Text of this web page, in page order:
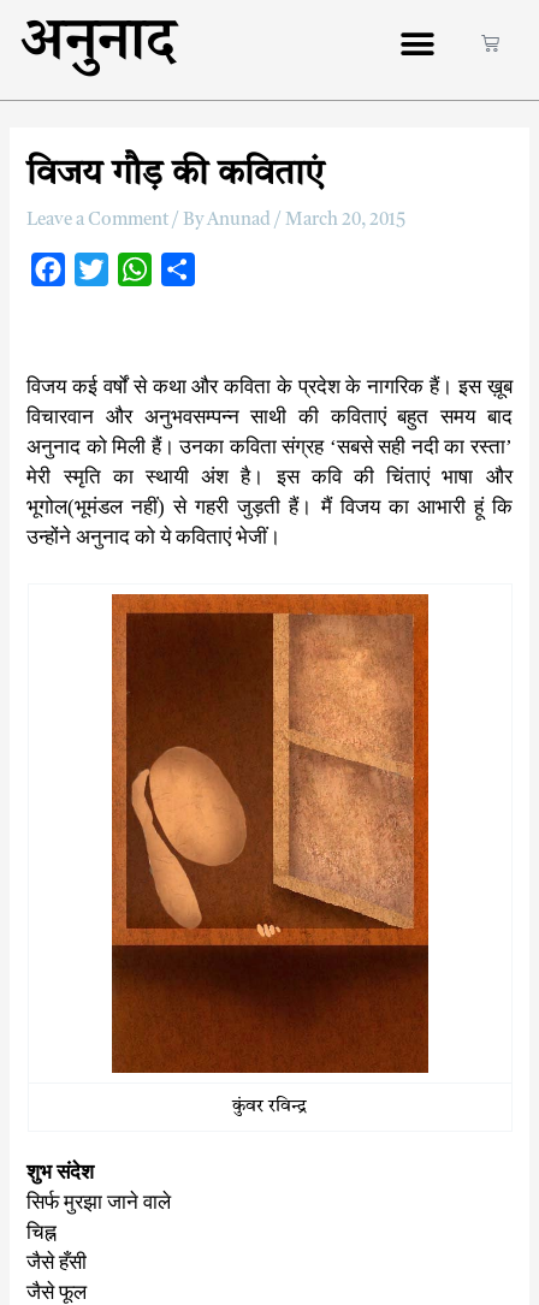
अनुनाद
विजय गौड़ की कविताएं
Leave a Comment / ByAnunad/March 20, 2015
o
o
k
t
e
r
W
A
p
p
विजय कई वर्षों से कथा और कविता के प्रदेश के नागरिक हैं। इस ख़ूब
विचारवान और अनुभवसम्पन्न साथी की कविताएं बहुत समय बाद
अनुनाद को मिली हैं। उनका कविता संग्रह ‘सबसे सही नदी का रस्ता’
मेरी स्मृति का स्थायी अंश है। इस कवि की चिंताएं भाषा और
भूगोल(भूमंडल नहीं) से गहरी जुड़ती हैं। मैं विजय का आभारी हूं कि
उन्होंने अनुनाद को ये कविताएं भेजीं।
कुंवर रविन्द्र
शुभ संदेश
सिर्फ मुरझा जाने वाले
चिह्न
जैसे हँसी
जैसे फूल